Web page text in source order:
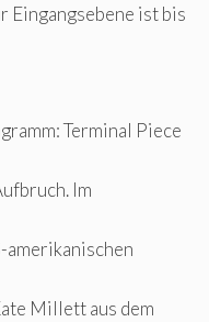
ist bis
Terminal Piece
Im
Millett aus dem